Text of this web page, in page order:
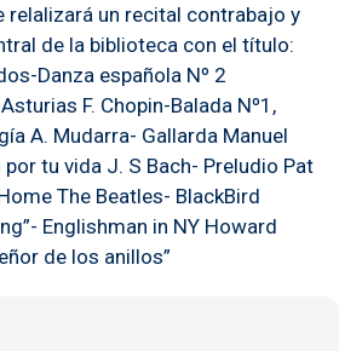
relalizará un recital contrabajo y
de la biblioteca con el título:
Danza española Nº 2
F. Chopin-Balada Nº1,
A. Mudarra- Gallarda Manuel
tu vida J. S Bach- Preludio Pat
The Beatles- BlackBird
Englishman in NY Howard
de los anillos”